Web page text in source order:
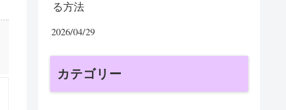
る方法
2026/04/29
カテゴリー